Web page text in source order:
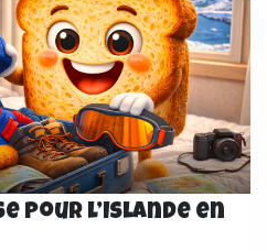
pour l’Islande en